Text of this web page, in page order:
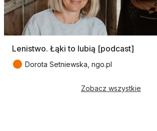
Lenistwo. Łąki to lubią [podcast]
● Dorota Setniewska, ngo.pl
Zobacz wszystkie